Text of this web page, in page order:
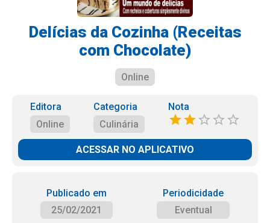
Delícias da Cozinha (Receitas
com Chocolate)
Online
Editora
Online
Categoria
Culinária
Nota
ACESSAR NO APLICATIVO
Publicado em
25/02/2021
Periodicidade
Eventual